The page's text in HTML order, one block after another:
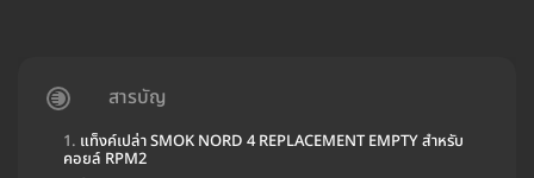
สารบัญ
แท็งค์เปล่า SMOK NORD 4 REPLACEMENT EMPTY สำหรับ
คอยล์ RPM2